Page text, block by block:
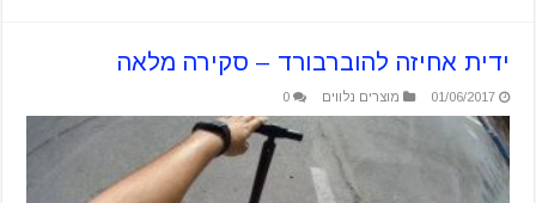
ידית אחיזה להוברבורד – סקירה מלאה
01/06/2017 מוצרים נלווים 0